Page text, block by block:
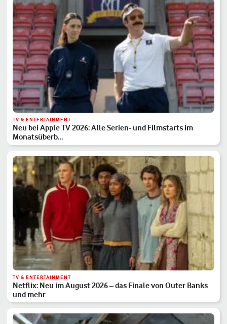
TV & ENTERTAINMENT
Neu bei Apple TV 2026: Alle Serien- und Filmstarts im
Monatsüberb…
TV & ENTERTAINMENT
Netflix: Neu im August 2026 – das Finale von Outer Banks
und mehr